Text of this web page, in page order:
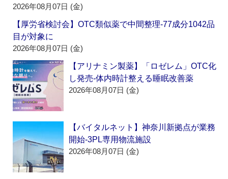
2026年08月07日 (金)
【厚労省検討会】OTC類似薬で中間整理‐77成分1042品
目が対象に
2026年08月07日 (金)
【アリナミン製薬】「ロゼレム」OTC化
し発売‐体内時計整える睡眠改善薬
2026年08月07日 (金)
【バイタルネット】神奈川新拠点が業務
開始‐3PL専用物流施設
2026年08月07日 (金)